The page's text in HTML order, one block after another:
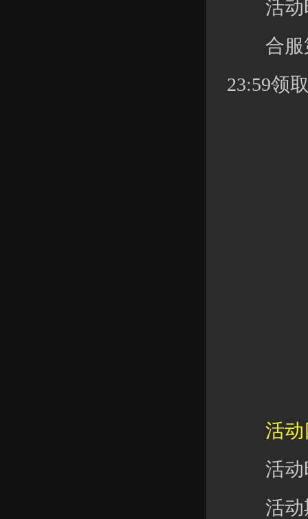
活动
合服第
23:59领
活动
活动时
活动期